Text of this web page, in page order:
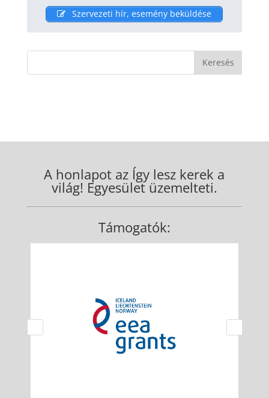
Szervezeti hír, esemény beküldése
A honlapot az Így lesz kerek a
világ! Egyesület üzemelteti.
Támogatók: